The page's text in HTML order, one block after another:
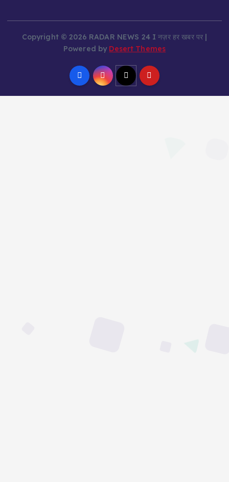
Copyright © 2026 RADAR NEWS 24 I नज़र हर खबर पर |
Powered by Desert Themes